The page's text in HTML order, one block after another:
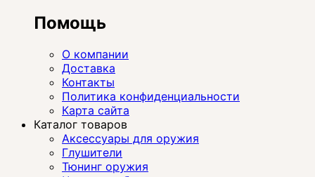
Помощь
О компании
Доставка
Контакты
Политика конфиденциальности
Карта сайта
Каталог товаров
Аксессуары для оружия
Глушители
Тюнинг оружия